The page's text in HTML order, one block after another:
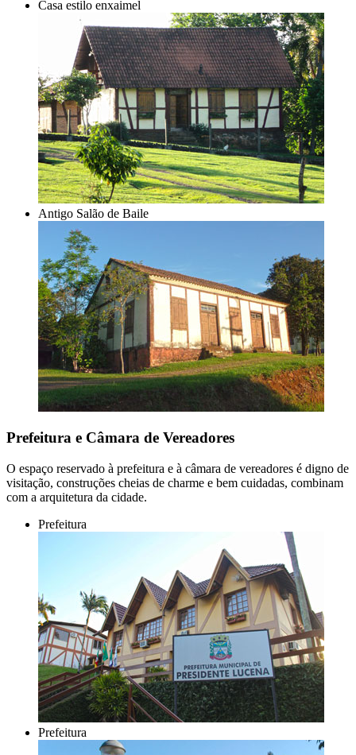
Casa estilo enxaimel
Antigo Salão de Baile
Prefeitura e Câmara de Vereadores
O espaço reservado à prefeitura e à câmara de vereadores é digno de
visitação, construções cheias de charme e bem cuidadas, combinam
com a arquitetura da cidade.
Prefeitura
Prefeitura